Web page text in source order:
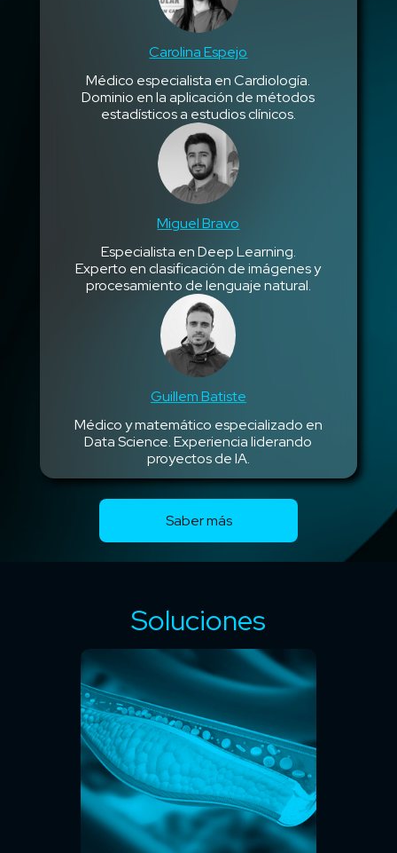
Carolina Espejo
Médico especialista en Cardiología.
Dominio en la aplicación de métodos
estadísticos a estudios clínicos.
Miguel Bravo
Especialista en Deep Learning.
Experto en clasificación de imágenes y
procesamiento de lenguaje natural.
Guillem Batiste
Médico y matemático especializado en
Data Science. Experiencia liderando
proyectos de IA.
Saber más
Soluciones